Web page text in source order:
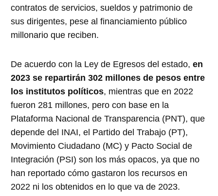
contratos de servicios, sueldos y patrimonio de
sus dirigentes, pese al financiamiento público
millonario que reciben.
De acuerdo con la Ley de Egresos del estado,en
2023 se repartirán 302 millones de pesos entre
los institutos políticos, mientras que en 2022
fueron 281 millones, pero con base en la
Plataforma Nacional de Transparencia (PNT), que
depende del INAI, el Partido del Trabajo (PT),
Movimiento Ciudadano (MC) y Pacto Social de
Integración (PSI) son los más opacos, ya que no
han reportado cómo gastaron los recursos en
2022 ni los obtenidos en lo que va de 2023.